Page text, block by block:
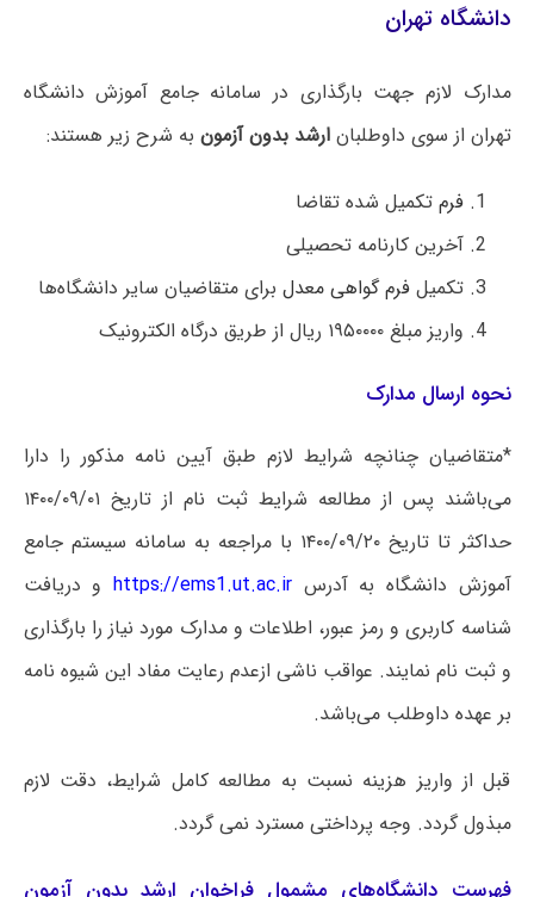
دانشگاه تهران
مدارک لازم جهت بارگذاری در سامانه جامع آموزش دانشگاه
تهران از سوی داوطلبان ارشد بدون آزمون به شرح زیر هستند:
فرم تکمیل شده تقاضا
آخرین کارنامه تحصیلی
تکمیلفرم گواهی معدل برای متقاضیان سایر دانشگاه‌ها
واریز مبلغ ۱۹۵۰۰۰۰ ریال از طریق درگاه الکترونیک
نحوه ارسال مدارک
*متقاضیان چنانچه شرایط لازم طبق آیین نامه مذکور را دارا
می‌باشند پس از مطالعه شرایط ثبت نام از تاریخ ۱۴۰۰/۰۹/۰۱
حداکثر تا تاریخ ۱۴۰۰/۰۹/۲۰ با مراجعه به سامانه سیستم جامع
آموزش دانشگاه به آدرسhttps://ems1.ut.ac.ir و دریافت
شناسه کاربری و رمز عبور، اطلاعات و مدارک مورد نیاز را بارگذاری
و ثبت نام نمایند. عواقب ناشی ازعدم رعایت مفاد این شیوه نامه
بر عهده داوطلب می‌باشد.
قبل از واریز هزینه نسبت به مطالعه کامل شرایط، دقت لازم
مبذول گردد. وجه پرداختی مسترد نمی گردد.
فهرست دانشگاه‌های مشمول فراخوان ارشد بدون آزمون